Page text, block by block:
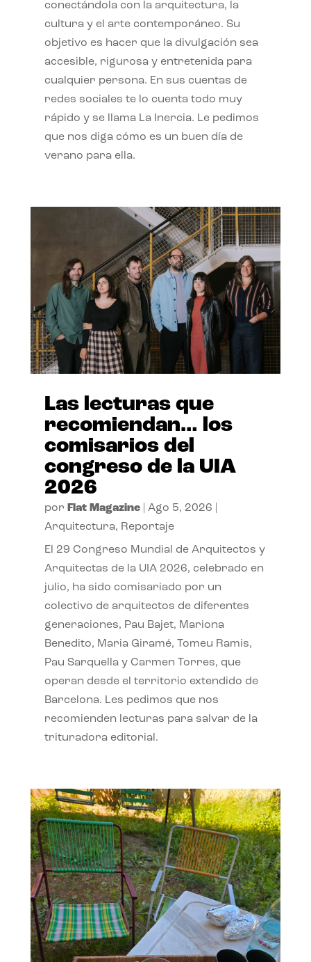
conectándola con la arquitectura, la
cultura y el arte contemporáneo. Su
objetivo es hacer que la divulgación sea
accesible, rigurosa y entretenida para
cualquier persona. En sus cuentas de
redes sociales te lo cuenta todo muy
rápido y se llama La Inercia. Le pedimos
que nos diga cómo es un buen día de
verano para ella.
Las lecturas que
recomiendan… los
comisarios del
congreso de la UIA
2026
por Flat Magazine| Ago 5, 2026
Arquitectura, Reportaje
El 29 Congreso Mundial de Arquitectos y
Arquitectas de la UIA 2026, celebrado en
julio, ha sido comisariado por un
colectivo de arquitectos de diferentes
generaciones, Pau Bajet, Mariona
Benedito, Maria Giramé, Tomeu Ramis,
Pau Sarquella y Carmen Torres, que
operan desde el territorio extendido de
Barcelona. Les pedimos que nos
recomienden lecturas para salvar de la
trituradora editorial.